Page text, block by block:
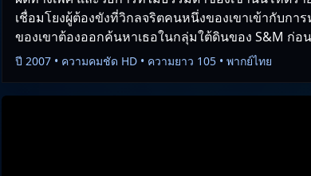
เชื่อมโยงผู้ต้องขังที่วิกลจริตคนหนึ่งของเขาเข้ากับก
ของเขาต้องออกค้นหาเธอในกลุ่มใต้ดินของ S&M ก่อ
ปี 2007 • ความคมชัด HD • ความยาว 105 • พากย์ไทย